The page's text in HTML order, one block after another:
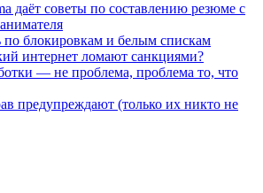
даёт советы по составлению резюме с
по блокировкам и белым спискам
интернет ломают санкциями?
— не проблема, проблема то, что
предупреждают (только их никто не